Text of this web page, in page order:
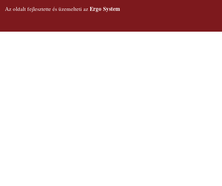
Az oldalt fejlesztette és üzemelteti az Ergo System